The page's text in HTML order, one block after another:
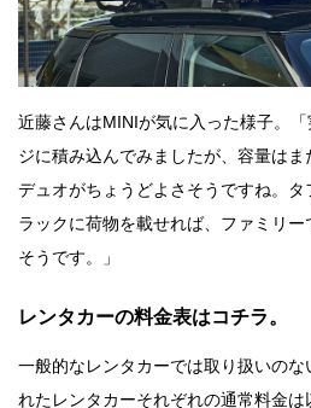
近藤さんはMINIが気に入った様子。
ジに積み込んでみましたが、容量は
デュオがちょうどよさそうですね。
ラックに荷物を載せれば、ファミリ
そうです。」
レンタカーの料金表はコチラ。
一般的なレンタカーでは取り扱いのな
れたレンタカーそれぞれの通常料金は